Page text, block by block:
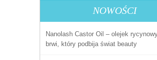
NOWOŚCI
Nanolash Castor Oil – olejek
brwi, który podbija świat beauty